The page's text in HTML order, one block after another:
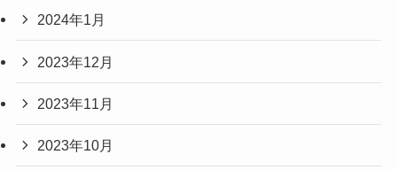
2024年1月
2023年12月
2023年11月
2023年10月